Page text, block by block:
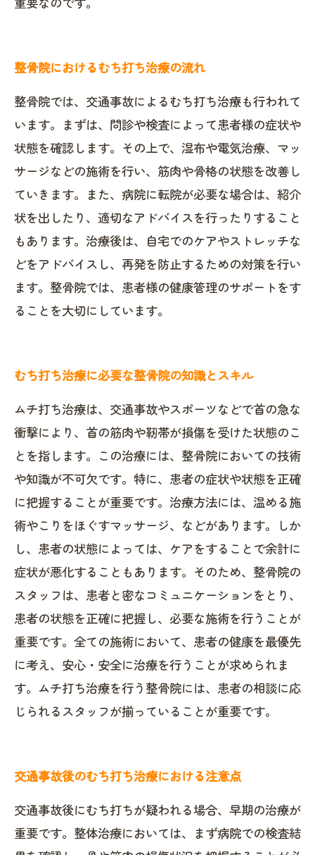
整骨院におけるむち打ち治療の流れ
整骨院では、交通事故によるむち打ち治療も行われて
います。まずは、問診や検査によって患者様の症状や
状態を確認します。その上で、湿布や電気治療、マッ
サージなどの施術を行い、筋肉や骨格の状態を改善し
ていきます。また、病院に転院が必要な場合は、紹介
状を出したり、適切なアドバイスを行ったりすること
もあります。治療後は、自宅でのケアやストレッチな
どをアドバイスし、再発を防止するための対策を行い
ます。整骨院では、患者様の健康管理のサポートをす
ることを大切にしています。
むち打ち治療に必要な整骨院の知識とスキル
ムチ打ち治療は、交通事故やスポーツなどで首の急な
衝撃により、首の筋肉や靭帯が損傷を受けた状態のこ
とを指します。この治療には、整骨院においての技術
や知識が不可欠です。特に、患者の症状や状態を正確
に把握することが重要です。治療方法には、温める施
術やこりをほぐすマッサージ、などがあります。しか
し、患者の状態によっては、ケアをすることで余計に
症状が悪化することもあります。そのため、整骨院の
スタッフは、患者と密なコミュニケーションをとり、
患者の状態を正確に把握し、必要な施術を行うことが
重要です。全ての施術において、患者の健康を最優先
に考え、安心・安全に治療を行うことが求められま
す。ムチ打ち治療を行う整骨院には、患者の相談に応
じられるスタッフが揃っていることが重要です。
交通事故後のむち打ち治療における注意点
交通事故後にむち打ちが疑われる場合、早期の治療が
重要です。整体治療においては、まず病院での検査結